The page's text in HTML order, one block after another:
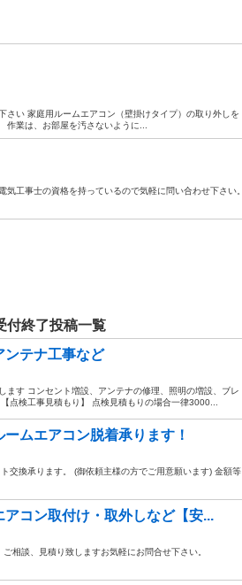
さい 家庭用ルームエアコン（壁掛けタイプ）の取り外しを
業は、お部屋を汚さないように...
工事士の資格を持っているので気軽に問い合わせ下さい。
付終了投稿一覧
ンテナ工事など
ます コンセント増設、アンテナの修理、照明の増設、ブレ
点検工事見積もり】 点検見積もりの場合一律3000...
ムエアコン脱着承ります！
交換承ります。 (御依頼主様の方でご用意願います) 金額等
アコン取付け・取外しなど【安...
相談、見積り致しますお気軽にお問合せ下さい。